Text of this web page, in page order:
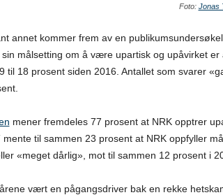
Foto: Jonas
annet kommer frem av en
målsetting om å være upartisk og upåvirket
til 18 prosent siden 2016. Antallet som svarer
mener fremdeles 77 prosent at NRK opptrer
mente til sammen 23 prosent at NRK oppfyller
«meget dårlig», mot til sammen 12 prosent i
vært en pågangsdriver bak en rekke